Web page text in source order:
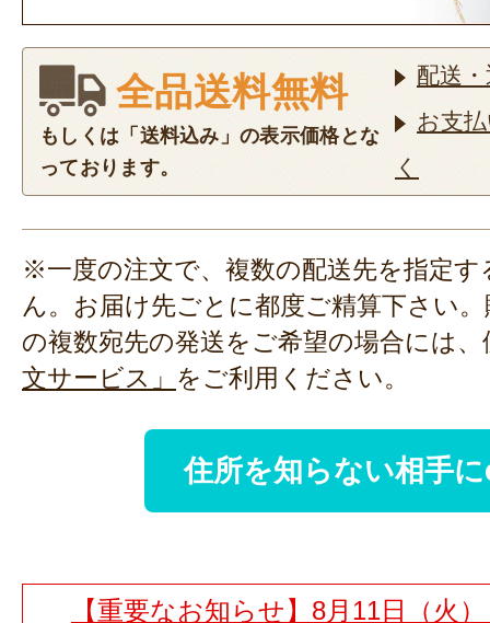
全品送料無料
もしくは「送料込み」の表示価格とな
っております。
配送
お支
く
※一度の注文で、複数の配送先を指定
ん。お届け先ごとに都度ご精算下さい
の複数宛先の発送をご希望の場合には、
文サービス」 をご利用ください。
住所を知らない相手
【重要なお知らせ】8月11日（火